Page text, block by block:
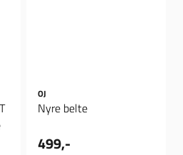
OJ
Nyre belte
499,-